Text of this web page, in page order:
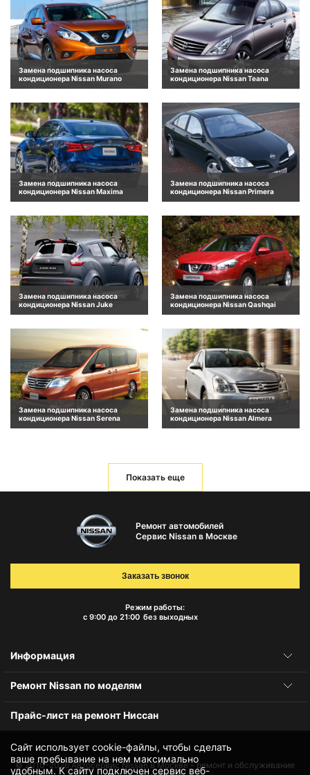
Замена подшипника насоса
кондиционера Nissan Murano
Замена подшипника насоса
кондиционера Nissan Teana
Замена подшипника насоса
кондиционера Nissan Maxima
Замена подшипника насоса
кондиционера Nissan Primera
Замена подшипника насоса
кондиционера Nissan Juke
Замена подшипника насоса
кондиционера Nissan Qashqai
Замена подшипника насоса
кондиционера Nissan Serena
Замена подшипника насоса
кондиционера Nissan Almera
Показать еще
Сайт использует cookie-файлы, чтобы сделать
ваше пребывание на нем максимально
удобным. К cайту подключен сервис веб-
Ремонт автомобилей
Сервис Nissan в Москве
Режим работы:
с 9:00 до 21:00 без выходных
Заказать звонок
Информация
Ремонт Nissan по моделям
Прайс-лист на ремонт Ниссан
© 2010-2026Автосервис Nissan в Москве – ремонт и обслуживание